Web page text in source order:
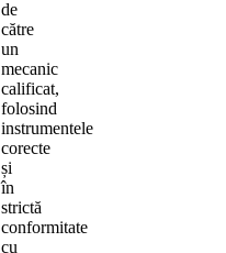
de
către
un
mecanic
calificat,
folosind
instrumentele
corecte
și
în
strictă
conformitate
cu